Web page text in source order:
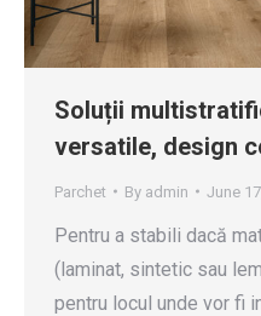
Soluții
versatile, design
Parchet By admin June
Pentru a stabili dacă
(laminat, sintetic sau
pentru locul unde vor fi